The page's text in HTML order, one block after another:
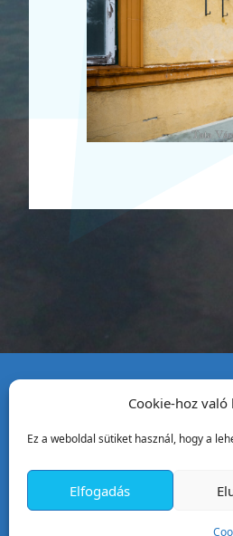
Cookie-hoz való
Ez a weboldal sütiket használ, hogy a
Elfogadás
Tata
2890
Email: